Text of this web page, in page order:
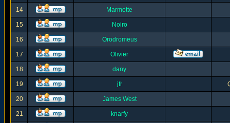
14 Marmotte
15 Noiro
16 Orodromeus
17 Olivier
18 dany
19 jfr
20 James West
21 knarfy